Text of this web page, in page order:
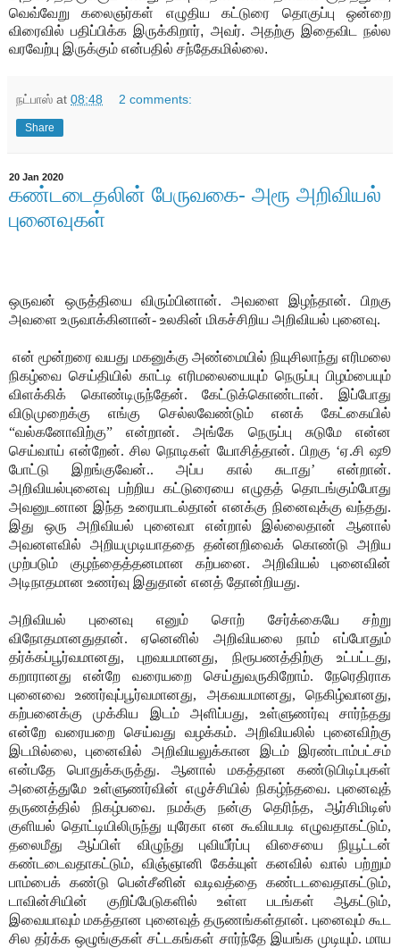
வெவ்வேறு கலைஞர்கள் எழுதிய கட்டுரை தொகுப்பு ஒன்றை
விரைவில் பதிப்பிக்க இருக்கிறார், அவர். அதற்கு இதைவிட நல்ல
வரவேற்பு இருக்கும் என்பதில் சந்தேகமில்லை.
நட்பாஸ் at 08:48 2 comments:
Share
20 Jan 2020
கண்டடைதலின் பேருவகை- அரூ அறிவியல்
புனைவுகள்
ஒருவன் ஒருத்தியை விரும்பினான். அவளை இழந்தான். பிறகு
அவளை உருவாக்கினான்- உலகின் மிகச்சிறிய அறிவியல் புனைவு.
என் மூன்றரை வயது மகனுக்கு அண்மையில் நியுசிலாந்து எரிமலை
நிகழ்வை செய்தியில் காட்டி எரிமலையையும் நெருப்பு பிழம்பையும்
விளக்கிக் கொண்டிருந்தேன். கேட்டுக்கொண்டான். இப்போது
விடுமுறைக்கு எங்கு செல்லவேண்டும் எனக் கேட்கையில்
“வல்கனோவிற்கு” என்றான். அங்கே நெருப்பு சுடுமே என்ன
செய்வாய் என்றேன். சில நொடிகள் யோசித்தான். பிறகு ‘ஏ.சி ஷூ
போட்டு இறங்குவேன்.. அப்ப கால் சுடாது’ என்றான்.
அறிவியல்புனைவு பற்றிய கட்டுரையை எழுதத் தொடங்கும்போது
அவனுடனான இந்த உரையாடல்தான் எனக்கு நினைவுக்கு வந்தது.
இது ஒரு அறிவியல் புனைவா என்றால் இல்லைதான் ஆனால்
அவனளவில் அறியமுடியாததை தன்னறிவைக் கொண்டு அறிய
முற்படும் குழந்தைத்தனமான கற்பனை. அறிவியல் புனைவின்
அடிநாதமான உணர்வு இதுதான் எனத் தோன்றியது.
அறிவியல் புனைவு எனும் சொற் சேர்க்கையே சற்று
விநோதமானதுதான். ஏனெனில் அறிவியலை நாம் எப்போதும்
தர்க்கப்பூர்வமானது, புறவயமானது, நிரூபணத்திற்கு உட்பட்டது,
கறாரானது என்றே வரையறை செய்துவருகிறோம். நேரெதிராக
புனைவை உணர்வுப்பூர்வமானது, அகவயமானது, நெகிழ்வானது,
கற்பனைக்கு முக்கிய இடம் அளிப்பது, உள்ளுணர்வு சார்ந்தது
என்றே வரையறை செய்வது வழக்கம். அறிவியலில் புனைவிற்கு
இடமில்லை, புனைவில் அறிவியலுக்கான இடம் இரண்டாம்பட்சம்
என்பதே பொதுக்கருத்து. ஆனால் மகத்தான கண்டுபிடிப்புகள்
அனைத்துமே உள்ளுணர்வின் எழுச்சியில் நிகழ்ந்தவை. புனைவுத்
தருணத்தில் நிகழ்பவை. நமக்கு நன்கு தெரிந்த, ஆர்சிமிடிஸ்
குளியல் தொட்டியிலிருந்து யுரேகா என கூவியபடி எழுவதாகட்டும்,
தலைமீது ஆப்பிள் விழுந்து புவியீர்ப்பு விசையை நியூட்டன்
கண்டடைவதாகட்டும், விஞ்ஞானி கேக்யுள் கனவில் வால் பற்றும்
பாம்பைக் கண்டு பென்சீனின் வடிவத்தை கண்டடவைதாகட்டும்,
டாவின்சியின் குறிப்பேடுகளில் உள்ள படங்கள் ஆகட்டும்,
இவையாவும் மகத்தான புனைவுத் தருணங்கள்தான். புனைவும் கூட
சில தர்க்க ஒழுங்குகள் சட்டகங்கள் சார்ந்தே இயங்க முடியும். மாய